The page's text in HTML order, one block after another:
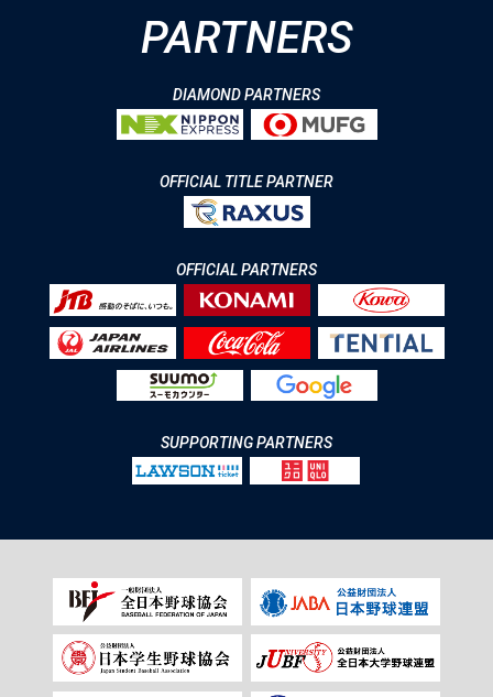
PARTNERS
DIAMOND PARTNERS
OFFICIAL TITLE PARTNER
OFFICIAL PARTNERS
SUPPORTING PARTNERS